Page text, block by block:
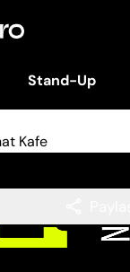
Stand-Up